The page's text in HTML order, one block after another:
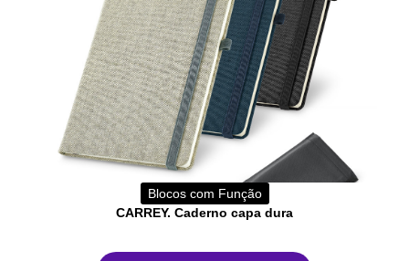
Blocos com Função
CARREY. Caderno capa dura